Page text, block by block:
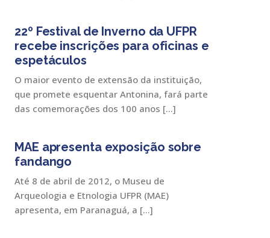
22º Festival de Inverno da UFPR
recebe inscrições para oficinas e
espetáculos
O maior evento de extensão da instituição,
que promete esquentar Antonina, fará parte
das comemorações dos 100 anos […]
MAE apresenta exposição sobre
fandango
Até 8 de abril de 2012, o Museu de
Arqueologia e Etnologia UFPR (MAE)
apresenta, em Paranaguá, a […]